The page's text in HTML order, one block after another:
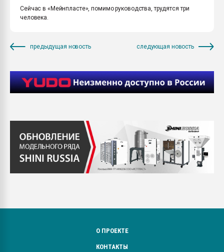
Сейчас в «Мейнпласте», помимо руководства, трудятся три
человека.
предыдущая новость следующая новость
О ПРОЕКТЕ
КОНТАКТЫ